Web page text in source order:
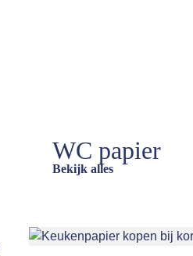
WC papier
Bekijk alles